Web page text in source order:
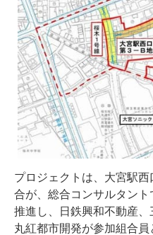
プロジェクトは、大宮駅
合が、総合コンサルタン
推進し、日鉄興和不動産、
丸紅都市開発が参加組合員